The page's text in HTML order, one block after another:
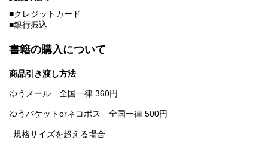
■クレジットカード
■銀行振込
書籍の購入について
商品引き渡し方法
ゆうメール 全国一律 360円
ゆうパケットorネコポス 全国一律 500円
↓規格サイズを超える場合